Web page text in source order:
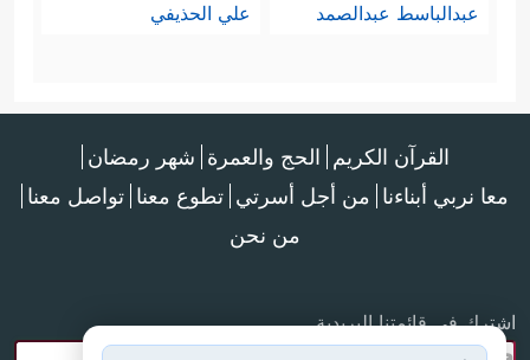
عبدالباسط عبدالصمد علي الحذيفي
القرآن الكريم الحج والعمرة شهر رمضان
معا نربي أبناءنا من أجل أسرتي تطوع معنا تواصل معنا
من نحن
اشترك في قائمتنا البريدية